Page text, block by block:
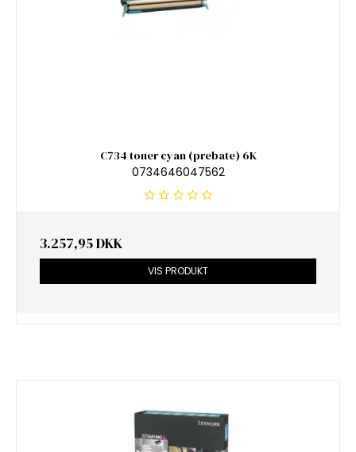
C734 toner cyan (prebate) 6K
0734646047562
3.257,95 DKK
VIS PRODUKT